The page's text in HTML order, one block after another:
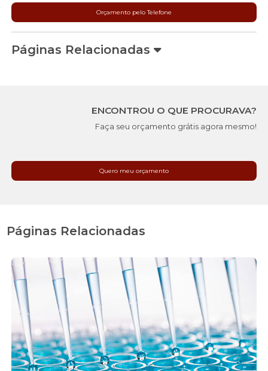
Orçamento pelo Telefone
Páginas Relacionadas
ENCONTROU O QUE PROCURAVA?
Faça seu orçamento grátis agora mesmo!
Quero meu orçamento
Páginas Relacionadas